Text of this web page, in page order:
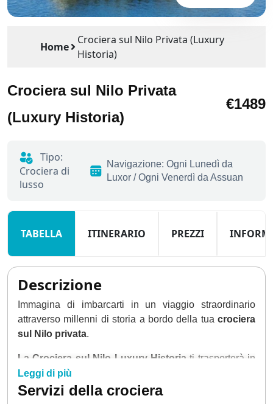
Home
Crociera sul Nilo Privata (Luxury
Historia)
Crociera sul Nilo Privata
(Luxury Historia)
€1489
Tipo:
Crociera di
lusso
Navigazione: Ogni Lunedì da
Luxor / Ogni Venerdì da Assuan
TABELLA ITINERARIO PREZZI
Descrizione
Immagina di imbarcarti in un viaggio straordinario
attraverso millenni di storia a bordo della tua crociera
sul Nilo privata.
La Crociera sul Nilo Luxury Historia ti trasporterà in
un mondo di meraviglie antiche, dove ogni giorno è
un'avventura mozzafiato.
Leggi di più
Servizi della crociera